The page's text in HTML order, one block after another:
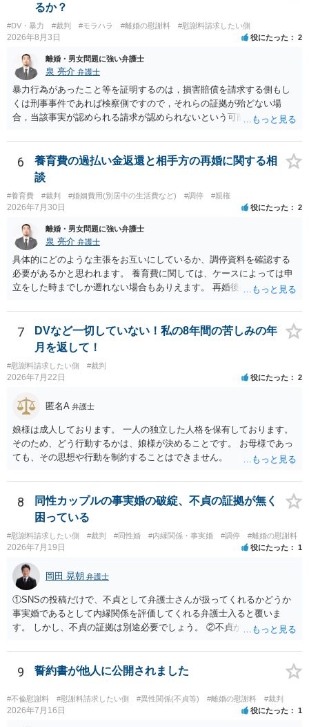
るか？
#DV・暴力 #裁判 #モラハラ #離婚の慰謝料 #慰謝料請求したい側
2026年8月3日 役にたった 2
離婚・男女問題に強い弁護士
泉 亮介 弁護士
暴力行為があったこと等を証明するのは，損害賠償を請求する側もし
くは刑事事件であれば検察側ですので，それらの証拠が殆どない場
合，当該事実が認められる請求が認められないという可能性はあるで
6
養育費の過払い金返還と相手方の再婚に関する相
談
#養育費 #裁判 #婚姻費用(別居中の生活費など) #調停 #親権
2026年7月30日 役にたった 2
離婚・男女問題に強い弁護士
泉 亮介 弁護士
具体的にどのような主張をお互いにしているか、調停資料を確認する
必要があるかと思われます。 養育費に関しては、ケースによっては申
立をした時までしか遡れない場合もありえます。 再婚後の相手方の行
養育費に関するやりとり等があればそちらについても確認する必要が
あるでしょう。 公開相談の場での回答よりも個別に弁護士にご相談さ
れることをお勧めいたします。
7
DVなど一切していない！私の8年間の苦しみの年
月を返して！
#慰謝料請求したい側 #裁判
2026年7月22日 役にたった 2
匿名A 弁護士
娘様は成人しております。 一人の独立した人格を保有しております。
そのため、どう行動するかは、娘様が決めることです。 お母様であっ
ても、その思想や行動を制約することはできません。
8
同性カップルの事実婚の破綻、不貞の証拠が無く
困っている
#慰謝料請求したい側 #裁判 #同性婚 #内縁関係・事実婚 #調停 #離婚の慰謝料
2026年7月19日 役にたった 1
岡田 晃朝 弁護士
①SNSの投稿だけで、不貞として弁護士さんが扱ってくれるかどうか
事実婚であるとして内縁関係を評価してくれる弁護士入ると覆いま
す。 しかし、不貞の証拠は別途必要でしょう。 ②不貞が認められない
消にあたるかどうか そこは協議の余地はあるかもしれませんが、離婚
の場合も相互に帰責性が無ければ（立証できなければ）、慰謝料など
9 誓約書が他人に公開されました
#不倫慰謝料 #慰謝料請求したい側 #異性関係(不貞等) #離婚の慰謝料 #裁判
2026年7月16日 役にたった 1